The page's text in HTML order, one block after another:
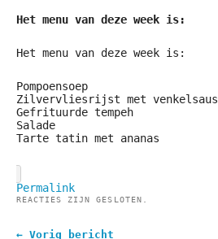
Het menu van deze week is:
Het menu van deze week is:
Pompoensoep
Zilvervliesrijst met venkelsaus
Gefrituurde tempeh
Salade
Tarte tatin met ananas
Permalink
REACTIES ZIJN GESLOTEN.
← Vorig bericht